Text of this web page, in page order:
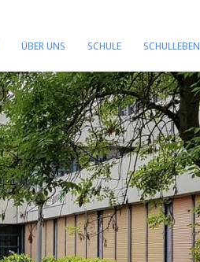
ÜBER UNS SCHULE SCHULLEBEN